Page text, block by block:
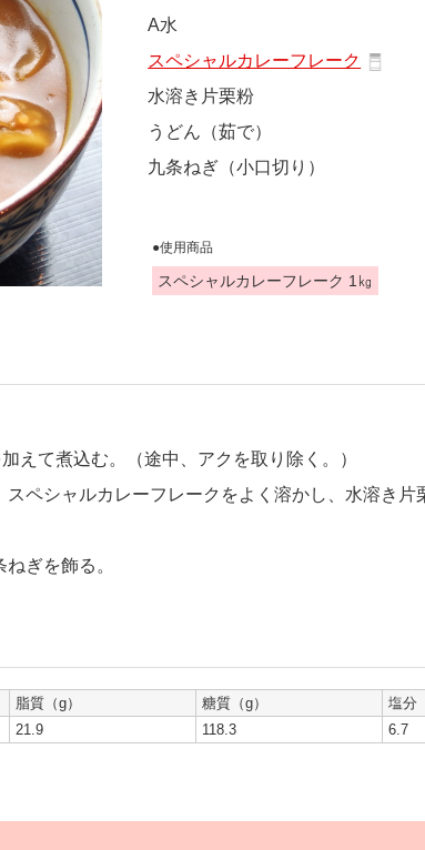
A水
スペシャルカレーフレーク
水溶き片栗粉
うどん（茹で）
九条ねぎ（小口切り）
●使用商品
スペシャルカレーフレーク 1㎏
て煮込む。（途中、アクを取り除く。）
シャルカレーフレークをよく溶かし、水溶き片
ぎを飾る。
脂質（g） 糖質（g）
塩分
21.9 118.3 6.7